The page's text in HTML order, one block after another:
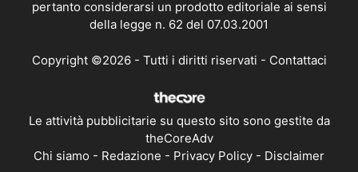
pertanto considerarsi un prodotto editoriale ai sensi
della legge n. 62 del 07.03.2001
Copyright ©2026 - Tutti i diritti riservati - Contattaci
Le attività pubblicitarie su questo sito sono gestite da
theCoreAdv
Chi siamo - Redazione - Privacy Policy - Disclaimer